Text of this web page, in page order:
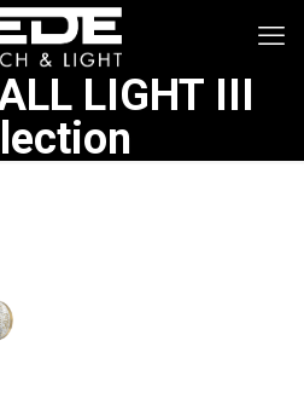
LIGHT III